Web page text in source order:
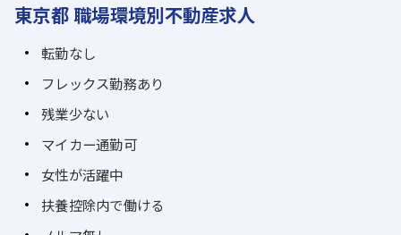
東京都 職場環境別不動産求人
転勤なし
フレックス勤務あり
残業少ない
マイカー通勤可
女性が活躍中
扶養控除内で働ける